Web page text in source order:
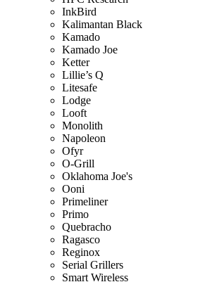
InkBird
Kalimantan Black
Kamado
Kamado Joe
Ketter
Lillie’s Q
Litesafe
Lodge
Looft
Monolith
Napoleon
Ofyr
O-Grill
Oklahoma Joe's
Ooni
Primeliner
Primo
Quebracho
Ragasco
Reginox
Serial Grillers
Smart Wireless